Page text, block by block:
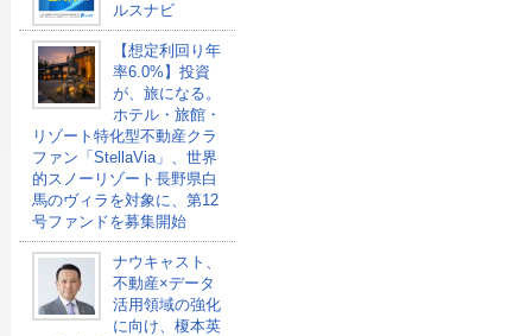
ルスナビ
【想定利回り年
率6.0%】投資
が、旅になる。
ホテル・旅館・
リゾート特化型不動産クラ
ファン「StellaVia」、世界
的スノーリゾート長野県白
馬のヴィラを対象に、第12
号ファンドを募集開始
ナウキャスト、
不動産×データ
活用領域の強化
に向け、榎本英